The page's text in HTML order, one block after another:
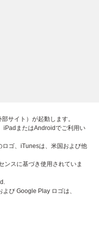
サイト）が起動します。
iPadまたはAndroidでご利用い
ゴ、iTunesは、米国および他
ンスに基づき使用されていま
び Google Play ロゴは、